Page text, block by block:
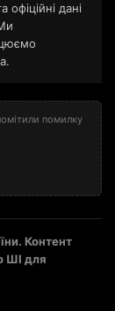
офіційні дані
помилку
Контент
ШІ для